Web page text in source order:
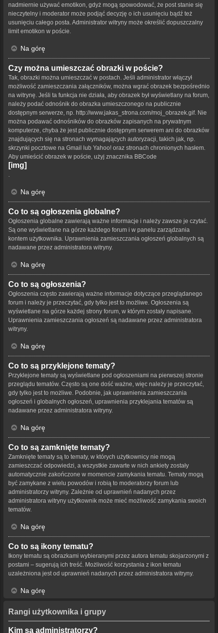
nadmiernie używać emotikon, gdyż mogą spowodować, że post stanie się
nieczytelny i moderator może podjąć decyzję o ich usunięciu bądź też
usunięciu całego posta. Administrator witryny może określić dopuszczalny
limit emotikon w poście.
Na górę
Czy można umieszczać obrazki w poście?
Tak, obrazki można umieszczać w postach. Jeśli administrator włączył
możliwość zamieszczania załączników, można wgrać obrazek bezpośrednio
na witrynę. Jeśli ta funkcja nie działa, aby obrazek był wyświetlany na forum,
należy podać odnośnik do obrazka umieszczonego na publicznie
dostępnym serwerze, np. http://www.jakas_strona.com/moj_obrazek.gif. Nie
można podawać odnośników do obrazków zapisanych na prywatnym
komputerze, chyba że jest publicznie dostępnym serwerem ani do obrazków
znajdujących się na stronach wymagających autoryzacji, takich jak, np.
skrzynki pocztowe na Gmail lub Yahoo! oraz stronach chronionych hasłem.
Aby umieścić obrazek w poście, użyj znacznika BBCode
[img]
Na górę
Co to są ogłoszenia globalne?
Ogłoszenia globalne zawierają ważne informacje i należy zawsze je czytać.
Są one wyświetlane na górze każdego forum i w panelu zarządzania
kontem użytkownika. Uprawnienia zamieszczania ogłoszeń globalnych są
nadawane przez administratora witryny.
Na górę
Co to są ogłoszenia?
Ogłoszenia często zawierają ważne informacje dotyczące przeglądanego
forum i należy je przeczytać, gdy tylko jest to możliwe. Ogłoszenia są
wyświetlane na górze każdej strony forum, w którym zostały napisane.
Uprawnienia zamieszczania ogłoszeń są nadawane przez administratora
witryny.
Na górę
Co to są przyklejone tematy?
Przyklejone tematy są wyświetlane pod ogłoszeniami na pierwszej stronie
przeglądu tematów. Często są one dość ważne, więc należy je przeczytać,
gdy tylko jest to możliwe. Podobnie, jak uprawnienia zamieszczania
ogłoszeń i globalnych ogłoszeń, uprawnienia przyklejania tematów są
nadawane przez administratora witryny.
Na górę
Co to są zamknięte tematy?
Zamknięte tematy są to tematy, w których użytkownicy nie mogą
zamieszczać odpowiedzi, a wszystkie zawarte w nich ankiety zostały
automatycznie zakończone w momencie zamykania tematu. Tematy mogą
być zamykane z wielu powodów i robią to moderatorzy forum lub
administratorzy witryny. Zależnie od uprawnień nadanych przez
administratora witryny użytkownik może mieć możliwość zamykania swoich
tematów.
Na górę
Co to są ikony tematu?
Ikony tematu są obrazkami wybieranymi przez autora tematu skojarzonymi z
postami – sugerują ich treść. Możliwość korzystania z ikon tematu
uzależniona jest od uprawnień nadanych przez administratora witryny.
Na górę
Rangi użytkownika i grupy
Kim są administratorzy?